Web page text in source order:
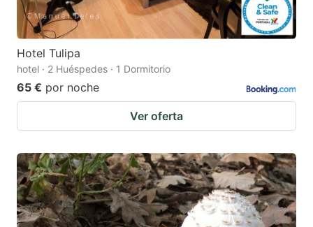
Hotel Tulipa
hotel · 2 Huéspedes · 1 Dormitorio
65 € por noche
Ver oferta